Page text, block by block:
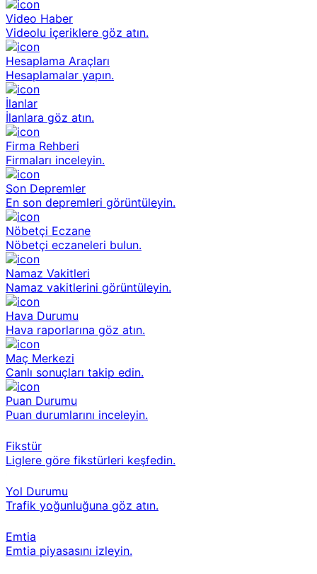
Video Haber
Videolu içeriklere göz atın.
Hesaplama Araçları
Hesaplamalar yapın.
İlanlar
İlanlara göz atın.
Firma Rehberi
Firmaları inceleyin.
Son Depremler
En son depremleri görüntüleyin.
Nöbetçi Eczane
Nöbetçi eczaneleri bulun.
Namaz Vakitleri
Namaz vakitlerini görüntüleyin.
Hava Durumu
Hava raporlarına göz atın.
Maç Merkezi
Canlı sonuçları takip edin.
Puan Durumu
Puan durumlarını inceleyin.
Fikstür
Liglere göre fikstürleri keşfedin.
Yol Durumu
Trafik yoğunluğuna göz atın.
Emtia
Emtia piyasasını izleyin.